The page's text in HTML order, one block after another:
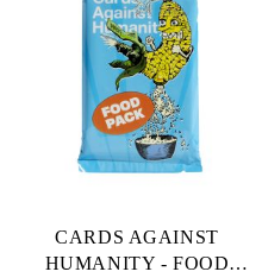
CARDS AGAINST
HUMANITY - FOOD